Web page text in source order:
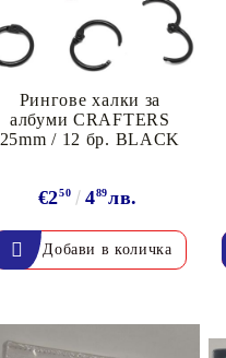
Рингове халки за
албуми CRAFTERS
25mm / 12 бр. BLACK
€250 489лв.